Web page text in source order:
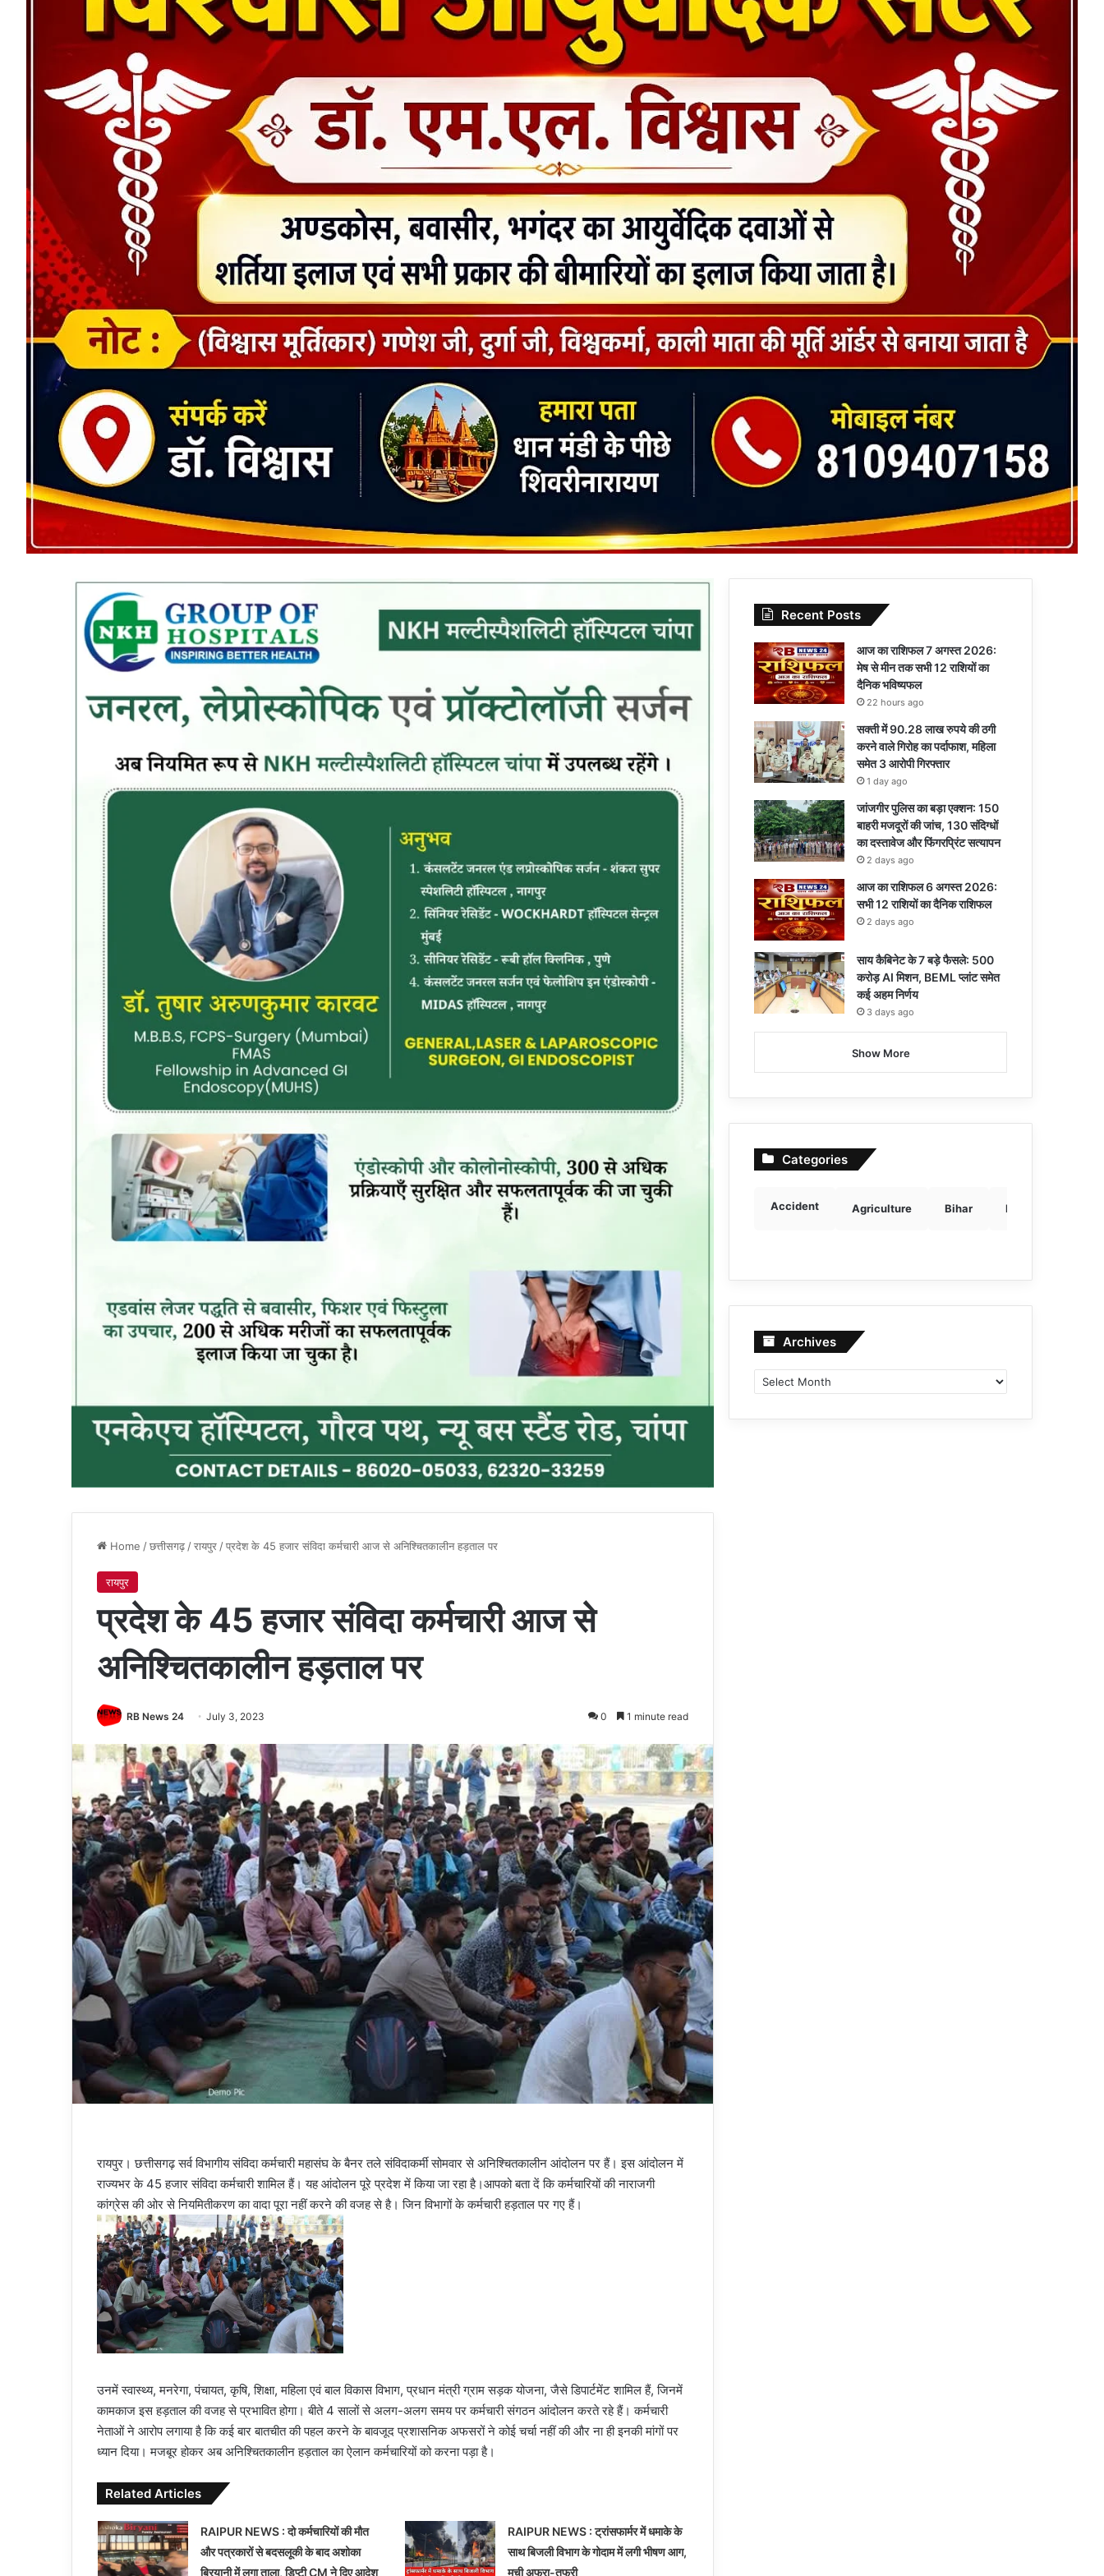
Home /छत्तीसगढ़ /रायपुर /प्रदेश के 45 हजार संविदा कर्मचारी आज से अनिश्चितकालीन हड़ताल पर
रायपुर
प्रदेश के 45 हजार संविदा कर्मचारी आज से
अनिश्चितकालीन हड़ताल पर
RB News 24 July 3, 2023 0 1 minute read
रायपुर। छत्तीसगढ़ सर्व विभागीय संविदा कर्मचारी महासंघ के बैनर तले संविदाकर्मी सोमवार से अनिश्चितकालीन आंदोलन पर हैं। इस आंदोलन में
राज्यभर के 45 हजार संविदा कर्मचारी शामिल हैं। यह आंदोलन पूरे प्रदेश में किया जा रहा है।आपको बता दें कि कर्मचारियों की नाराजगी
कांग्रेस की ओर से नियमितीकरण का वादा पूरा नहीं करने की वजह से है। जिन विभागों के कर्मचारी हड़ताल पर गए हैं।
उनमें स्वास्थ्य, मनरेगा, पंचायत, कृषि, शिक्षा, महिला एवं बाल विकास विभाग, प्रधान मंत्री ग्राम सड़क योजना, जैसे डिपार्टमेंट शामिल हैं, जिनमें
कामकाज इस हड़ताल की वजह से प्रभावित होगा। बीते 4 सालों से अलग-अलग समय पर कर्मचारी संगठन आंदोलन करते रहे हैं। कर्मचारी
नेताओं ने आरोप लगाया है कि कई बार बातचीत की पहल करने के बावजूद प्रशासनिक अफसरों ने कोई चर्चा नहीं की और ना ही इनकी मांगों पर
ध्यान दिया। मजबूर होकर अब अनिश्चितकालीन हड़ताल का ऐलान कर्मचारियों को करना पड़ा है।
Related Articles
RAIPUR NEWS : दो कर्मचारियों की मौत
और पत्रकारों से बदसलूकी के बाद अशोका
बिरयानी में लगा ताला, डिप्टी CM ने दिए आदेश
RAIPUR NEWS : ट्रांसफार्मर में धमाके के
साथ बिजली विभाग के गोदाम में लगी भीषण आग,
मची अफरा-तफरी
Recent Posts
आज का राशिफल 7 अगस्त 2026:
मेष से मीन तक सभी 12 राशियों का
दैनिक भविष्यफल
22 hours ago
सक्ती में 90.28 लाख रुपये की ठगी
करने वाले गिरोह का पर्दाफाश, महिला
समेत 3 आरोपी गिरफ्तार
1 day ago
जांजगीर पुलिस का बड़ा एक्शन: 150
बाहरी मजदूरों की जांच, 130 संदिग्धों
का दस्तावेज और फिंगरप्रिंट सत्यापन
2 days ago
आज का राशिफल 6 अगस्त 2026:
सभी 12 राशियों का दैनिक राशिफल
2 days ago
साय कैबिनेट के 7 बड़े फैसले: 500
करोड़ AI मिशन, BEML प्लांट समेत
कई अहम निर्णय
3 days ago
Show More
Categories
Accident Agriculture Bihar Breaking news
Archives Archives